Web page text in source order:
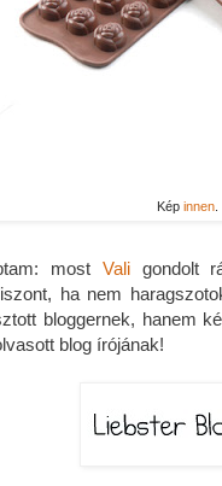
Képinnen.
most Valigondolt
ha nem
bloggernek, hanem
blog írójának!